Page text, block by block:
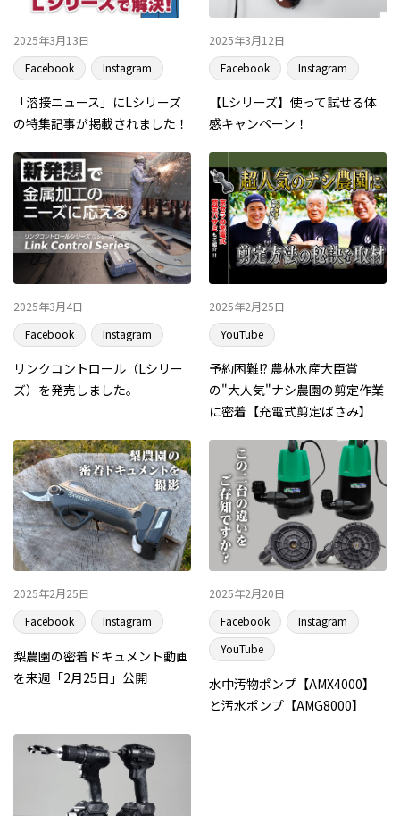
2025年3月13日
Facebook
Instagram
「溶接ニュース」にLシリーズ
の特集記事が掲載されました！
2025年3月12日
Facebook
Instagram
【Lシリーズ】使って試せる体
感キャンペーン！
2025年3月4日
Facebook
Instagram
リンクコントロール（Lシリー
ズ）を発売しました。
2025年2月25日
YouTube
予約困難!? 農林水産大臣賞
の"大人気"ナシ農園の剪定作業
に密着【充電式剪定ばさみ】
2025年2月25日
Facebook
Instagram
梨農園の密着ドキュメント動画
を来週「2月25日」公開
2025年2月20日
Facebook
Instagram
YouTube
水中汚物ポンプ【AMX4000】
と汚水ポンプ【AMG8000】